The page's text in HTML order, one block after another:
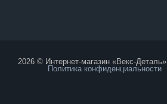
2026 © Интернет-магазин «Векс-
Политика конфиденциальности